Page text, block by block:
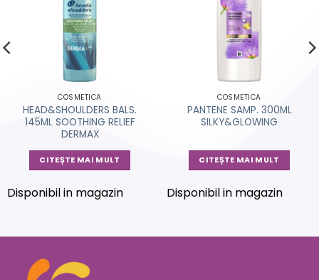
COSMETICA
HEAD&SHOULDERS BALS.
145ML SOOTHING RELIEF
DERMAX
CITEȘTE MAI MULT
Disponibil in magazin
COSMETICA
PANTENE SAMP. 300ML
SILKY&GLOWING
CITEȘTE MAI MULT
Disponibil in magazin